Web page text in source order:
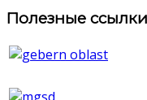
Полезные ссылки